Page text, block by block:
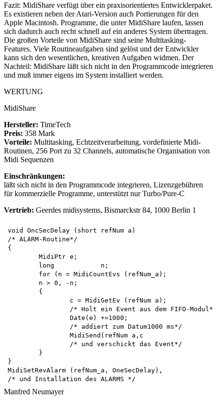
Fazit: MidiShare verfügt über ein praxisorientiertes Entwicklerpaket.
Es existieren neben der Atari-Version auch Portierungen für den
Apple Macintosh. Programme, die unter MidiShare laufen, lassen
sich dadurch auch recht schnell auf ein anderes System übertragen.
Die großen Vorteile von MidiShare sind seine Multitasking-
Features. Viele Routineaufgaben sind gelöst und der Entwickler
kann sich den wesentlichen, kreativen Aufgaben widmen. Der
Nachteil: MidiShare läßt sich nicht in den Programmcode integrieren
und muß immer eigens im System installiert werden.
WERTUNG
MidiShare
Hersteller: TimeTech
Preis: 358 Mark
Vorteile: Multitasking, Echtzeitverarbeitung, vordefinierte Midi-
Routinen, 256 Port zu 32 Channels, automatische Organisation von
Midi Sequenzen
Einschränkungen:
läßt sich nicht in den Programmcode integrieren, Lizenzgebühren
für kommerzielle Programme, unterstützt nur Turbo/Pure-C
Vertrieb: Geerdes midisystems, Bismarckstr 84, 1000 Berlin 1
void OncSecDelay (short refNum a)
/* ALARM-Routine*/
{
}
MidiSetRevAlarm (refNum_a, OneSecDelay),
Manfred Neumayer